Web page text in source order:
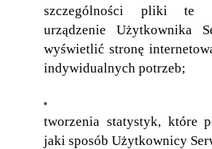
szczególności pliki te
urządzenie Użytkownika
wyświetlić stronę
indywidualnych potrzeb;
tworzenia statystyk, które
jaki sposób Użytkownicy